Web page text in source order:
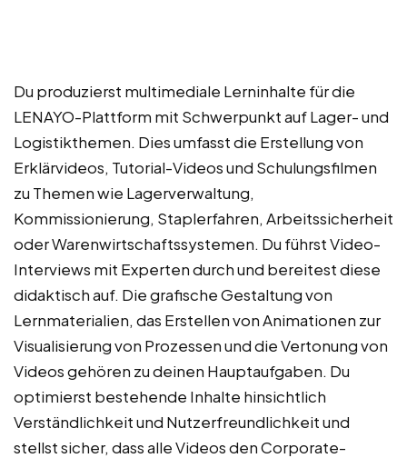
Du produzierst multimediale Lerninhalte für die
LENAYO-Plattform mit Schwerpunkt auf Lager- und
Logistikthemen. Dies umfasst die Erstellung von
Erklärvideos, Tutorial-Videos und Schulungsfilmen
zu Themen wie Lagerverwaltung,
Kommissionierung, Staplerfahren, Arbeitssicherheit
oder Warenwirtschaftssystemen. Du führst Video-
Interviews mit Experten durch und bereitest diese
didaktisch auf. Die grafische Gestaltung von
Lernmaterialien, das Erstellen von Animationen zur
Visualisierung von Prozessen und die Vertonung von
Videos gehören zu deinen Hauptaufgaben. Du
optimierst bestehende Inhalte hinsichtlich
Verständlichkeit und Nutzerfreundlichkeit und
stellst sicher, dass alle Videos den Corporate-